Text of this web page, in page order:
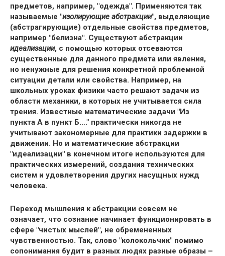
предметов, например, "одежда". Применяются так
называемые "изолирующие абстракции", выделяющие
(абстрагирующие) отдельные свойства предметов,
например "белизна". Существуют абстракции
идеализации, с помощью которых отсеваются
существенные для данного предмета или явления,
но ненужные для решения конкретной проблемной
ситуации детали или свойства. Например, на
школьных уроках физики часто решают задачи из
области механики, в которых не учитывается сила
трения. Известные математические задачи "Из
пункта А в пункт Б…." практически никогда не
учитывают закономерные для практики задержки в
движении. Но и математические абстракции
"идеализации" в конечном итоге используются для
практических измерений, создания технических
систем и удовлетворения других насущных нужд
человека.
Переход мышления к абстракции совсем не
означает, что сознание начинает функционировать в
сфере "чистых мыслей", не обремененных
чувственностью. Так, слово "колокольчик" помимо
сопонимания будит в разных людях разные образы –